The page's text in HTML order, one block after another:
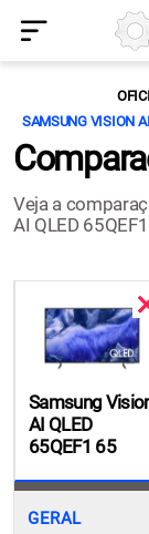
SAMSUNG VISION
Veja a
AI QLED
Samsung
AI QLED
65QEF1 65
GERAL